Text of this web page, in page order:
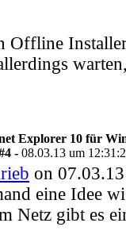
Offline
Explorer 10 für
- 08.03.13 um
on
eine Idee
Netz gibt es